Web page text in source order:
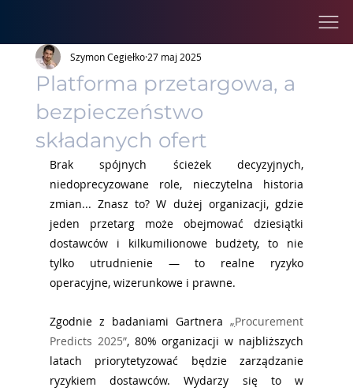
Platforma przetargowa, a
bezpieczeństwo
składanych ofert
Szymon Cegiełko27 maj 2025
Brak spójnych ścieżek decyzyjnych,
niedoprecyzowane role, nieczytelna historia
zmian... Znasz to? W dużej organizacji, gdzie
jeden przetarg może obejmować dziesiątki
dostawców i kilkumilionowe budżety, to nie
tylko utrudnienie — to realne ryzyko
operacyjne, wizerunkowe i prawne.
Zgodnie z badaniami Gartnera „Procurement
Predicts 2025”, 80% organizacji w najbliższych
latach priorytetyzować będzie zarządzanie
ryzykiem dostawców. Wydarzy się to w